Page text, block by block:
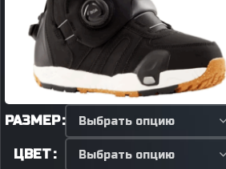
РАЗМЕР
ЦВЕТ